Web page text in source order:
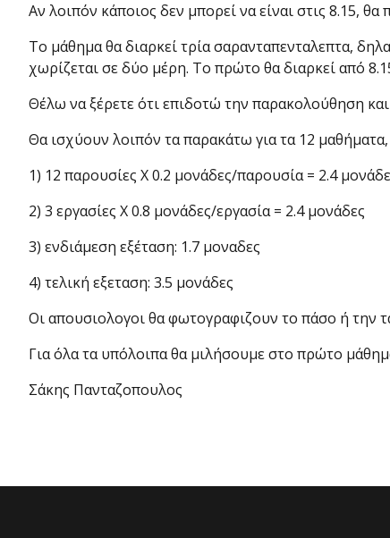
Αν λοιπόν κάποιος δεν μπορεί να είναι στις 8.15,
Το μάθημα θα διαρκεί τρία σαρανταπενταλεπτα,
χωρίζεται σε δύο μέρη. Το πρώτο θα διαρκεί από
Θέλω να ξέρετε ότι επιδοτώ την παρακολούθηση
Θα ισχύουν λοιπόν τα παρακάτω για τα 12
1) 12 παρουσίες Χ 0.2 μονάδες/παρουσία = 2.4
2) 3 εργασίες Χ 0.8 μονάδες/εργασία = 2.4 μονάδες
3) ενδιάμεση εξέταση: 1.7 μοναδες
4) τελική εξεταση: 3.5 μονάδες
Οι απουσιολογοι θα φωτογραφιζουν το πάσο ή την
Για όλα τα υπόλοιπα θα μιλήσουμε στο πρώτο
Σάκης Πανταζοπουλος